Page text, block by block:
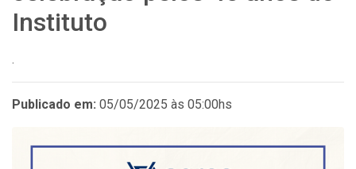
Instituto
.
Publicado em: 05/05/2025 às 05:00hs